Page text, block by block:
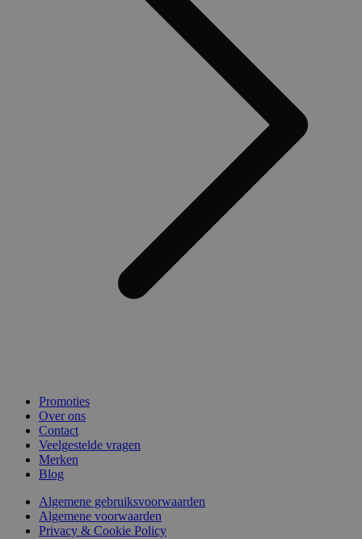
Promoties
Over ons
Contact
Veelgestelde vragen
Merken
Blog
Algemene gebruiksvoorwaarden
Algemene voorwaarden
Privacy & Cookie Policy